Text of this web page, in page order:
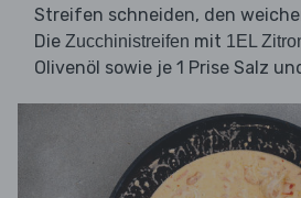
Streifen schneiden, den
Die Zucchinistreifen mit 1EL
Olivenöl sowie je 1 Prise Salz